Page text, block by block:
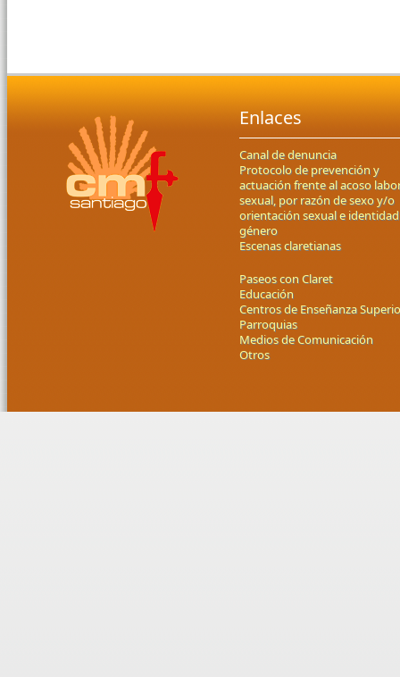
Enlaces
Canal de denuncia
Protocolo de prevención y
actuación frente al acoso
sexual, por razón de sexo y/o
orientación sexual e
género
Escenas claretianas
Paseos con Claret
Educación
Centros de Enseñanza
Parroquias
Medios de Comunicación
Otros